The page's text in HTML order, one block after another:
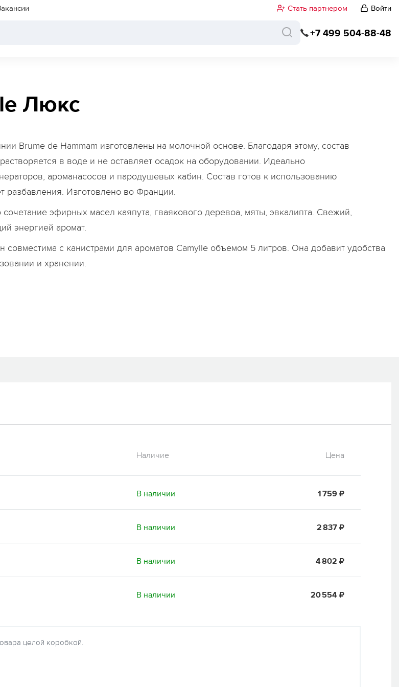
Стать партнером Войти
+7 499 504-88-48
Люкс
Brume de Hammam изготовлены на молочной основе. Благодаря этому, состав
в воде и не оставляет осадок на оборудовании. Идеально
ароманасосов и пародушевых кабин. Состав готов к использованию
разбавления. Изготовлено во Франции.
эфирных масел каяпута, гваякового деревоа, мяты, эвкалипта. Свежий,
энергией аромат.
совместима с канистрами для ароматов Camylle объемом 5 литров. Она добавит удобства
и хранении.
Наличие Цена
В наличии 1 759 ₽
В наличии 2 837 ₽
В наличии 4 802 ₽
В наличии 20 554 ₽
целой коробкой.